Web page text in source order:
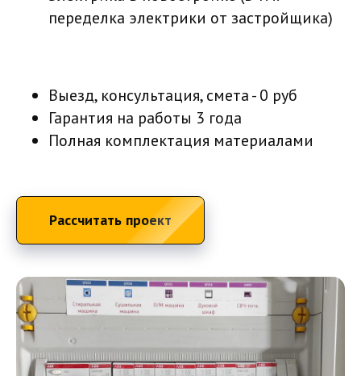
переделка электрики от застройщика)
Выезд, консультация, смета - 0 руб
Гарантия на работы 3 года
Полная комплектация материалами
Рассчитать проект